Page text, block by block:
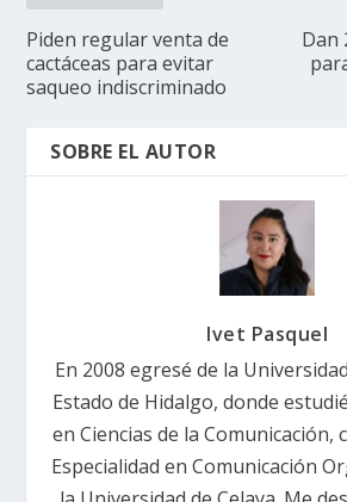
Piden regular venta de
cactáceas para evitar
saqueo indiscriminado
Dan
SOBRE EL AUTOR
Ivet Pasquel
En 2008 egresé de la
Estado de Hidalgo, donde
en Ciencias de la Comunicación,
Especialidad en Comunicación